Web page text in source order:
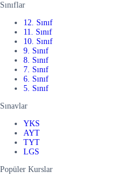
Sınıflar
12. Sınıf
11. Sınıf
10. Sınıf
9. Sınıf
8. Sınıf
7. Sınıf
6. Sınıf
5. Sınıf
Sınavlar
YKS
AYT
TYT
LGS
Popüler Kurslar